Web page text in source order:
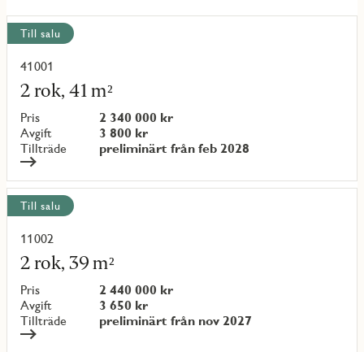
Visa
alla
objekt
Till salu
41001
2 rok, 41 m²
Pris
2 340 000 kr
Avgift
3 800 kr
Tillträde
preliminärt från feb 2028
Läs
mer
om
objekt
{objectNumber}
Till salu
11002
2 rok, 39 m²
Pris
2 440 000 kr
Avgift
3 650 kr
Tillträde
preliminärt från nov 2027
Läs
mer
om
objekt
{objectNumber}